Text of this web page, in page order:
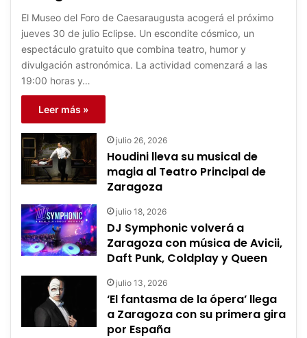
El Museo del Foro de Caesaraugusta acogerá el próximo
jueves 30 de julio Eclipse. Un escondite cósmico, un
espectáculo gratuito que combina teatro, humor y
divulgación astronómica. La actividad comenzará a las
19:00 horas y…
Leer más »
julio 26, 2026
Houdini lleva su musical de
magia al Teatro Principal de
Zaragoza
julio 18, 2026
DJ Symphonic volverá a
Zaragoza con música de Avicii,
Daft Punk, Coldplay y Queen
julio 13, 2026
‘El fantasma de la ópera’ llega
a Zaragoza con su primera gira
por España